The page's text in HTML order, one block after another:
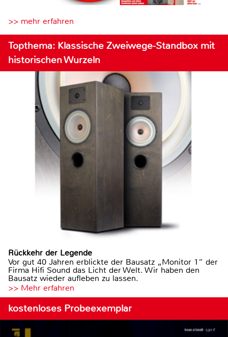
>> mehr erfahren
Topthema: Klassische Zweiwege-Standbox mit
historischen Wurzeln
Rückkehr der Legende
Vor gut 40 Jahren erblickte der Bausatz „Monitor 1“ der
Firma Hifi Sound das Licht der Welt. Wir haben den
Bausatz wieder aufleben zu lassen.
>> Mehr erfahren
kostenloses Probeexemplar